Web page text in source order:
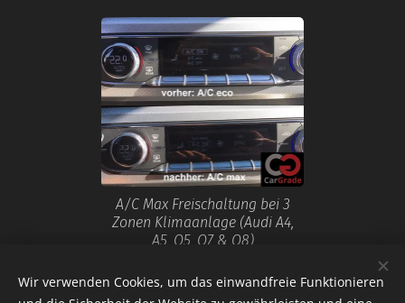
A/C Max Freischaltung bei 3
Zonen Klimaanlage (Audi A4,
A5, Q5, Q7 & Q8)
Share
Wir verwenden Cookies, um das einwandfreie Funktionieren